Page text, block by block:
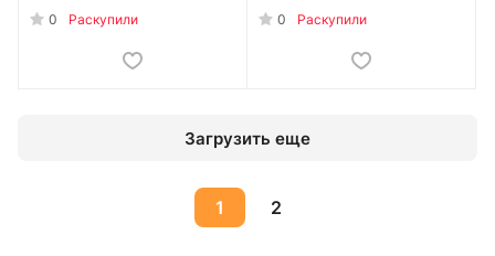
0 Раскупили 0 Раскупили
Загрузить еще
1 2